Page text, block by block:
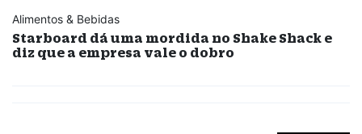
Alimentos & Bebidas
Starboard dá uma mordida no Shake Shack e
diz que a empresa vale o dobro